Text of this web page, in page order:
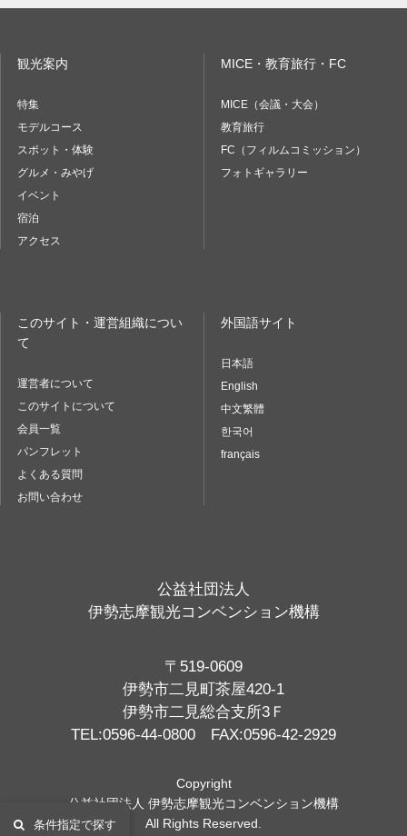
条件指定で探す
観光案内
特集
モデルコース
スポット・体験
グルメ・みやげ
イベント
宿泊
アクセス
MICE・教育旅行・FC
MICE（会議・大会）
教育旅行
FC（フィルムコミッション）
フォトギャラリー
このサイト・運営組織につい
て
運営者について
このサイトについて
会員一覧
パンフレット
よくある質問
お問い合わせ
外国語サイト
日本語
English
中文繁體
한국어
français
公益社団法人
伊勢志摩観光コンベンション機構
〒519-0609
伊勢市二見町茶屋420-1
伊勢市二見総合支所3Ｆ
TEL:0596-44-0800 FAX:0596-42-2929
Copyright
公益社団法人 伊勢志摩観光コンベンション機構
All Rights Reserved.